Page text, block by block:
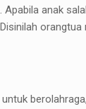
anak